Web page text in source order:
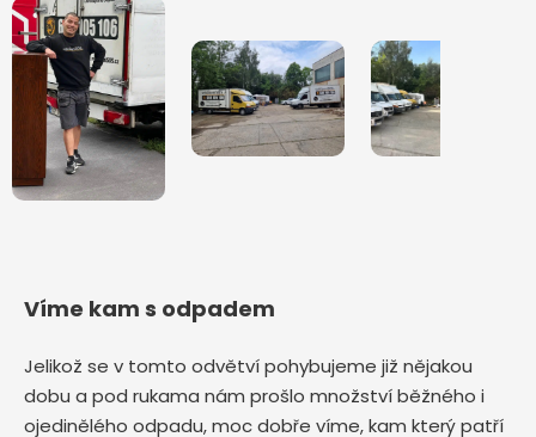
Víme kam s odpadem
Jelikož se v tomto odvětví pohybujeme již nějakou
dobu a pod rukama nám prošlo množství běžného i
ojedinělého odpadu, moc dobře víme, kam který patří